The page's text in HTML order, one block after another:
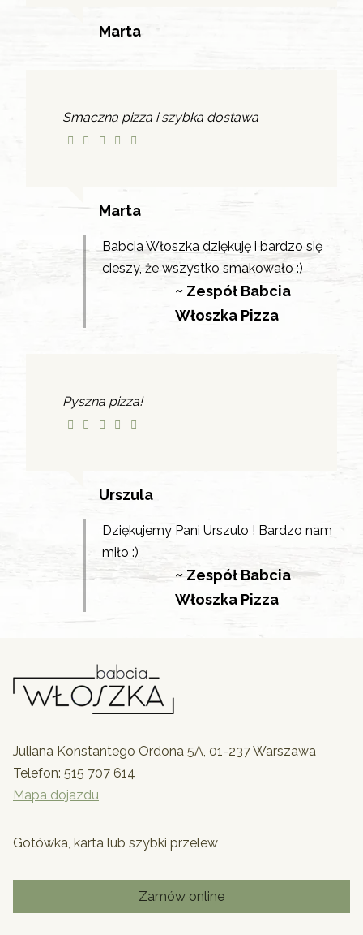
Marta
Smaczna pizza i szybka dostawa
Marta
Babcia Włoszka dziękuję i bardzo się
cieszy, że wszystko smakowało :)
~ Zespół Babcia
Włoszka Pizza
Pyszna pizza!
Urszula
Dziękujemy Pani Urszulo ! Bardzo nam
miło :)
~ Zespół Babcia
Włoszka Pizza
Juliana Konstantego Ordona 5A, 01-237 Warszawa
Telefon: 515 707 614
Mapa dojazdu
Gotówka, karta lub szybki przelew
Zamów online